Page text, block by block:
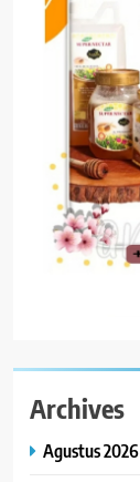
Archives
Agustus 2026